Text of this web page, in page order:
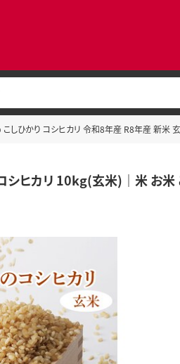
ひかり コシヒカリ 令和8年産 R8年産 新米
ヒカリ 10kg(玄米)｜米 お米